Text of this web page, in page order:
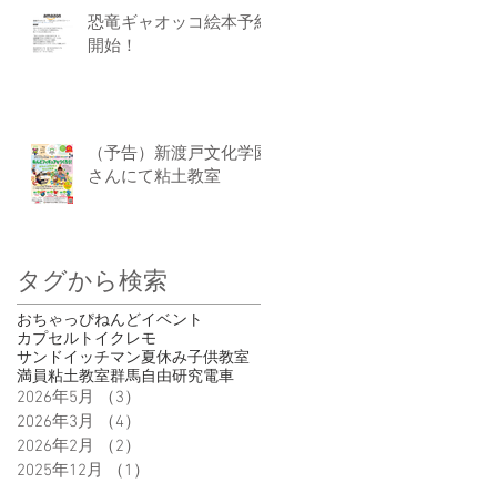
恐竜ギャオッコ絵本予約
開始！
（予告）新渡戸文化学園
さんにて粘土教室
タグから検索
2026年5月 （3）
2026年3月
（4）
2026年2月
（2）
2025年12月
（1）
おちゃっぴねんどイベント
カプセルトイクレモ
サンドイッチマン夏休み子供教室
満員粘土教室群馬自由研究電車